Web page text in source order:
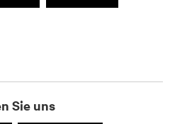
Sie uns